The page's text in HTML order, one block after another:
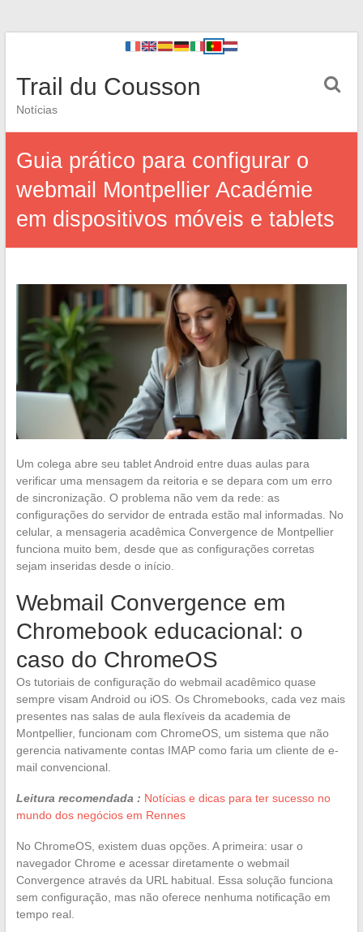
Trail du Cousson
Notícias
Guia prático para configurar o
webmail Montpellier Académie
em dispositivos móveis e tablets
Um colega abre seu tablet Android entre duas aulas para
verificar uma mensagem da reitoria e se depara com um erro
de sincronização. O problema não vem da rede: as
configurações do servidor de entrada estão mal informadas. No
celular, a mensageria acadêmica Convergence de Montpellier
funciona muito bem, desde que as configurações corretas
sejam inseridas desde o início.
Webmail Convergence em
Chromebook educacional: o
caso do ChromeOS
Os tutoriais de configuração do webmail acadêmico quase
sempre visam Android ou iOS. Os Chromebooks, cada vez mais
presentes nas salas de aula flexíveis da academia de
Montpellier, funcionam com ChromeOS, um sistema que não
gerencia nativamente contas IMAP como faria um cliente de e-
mail convencional.
Leitura recomendada : Notícias e dicas para ter sucesso no
mundo dos negócios em Rennes
No ChromeOS, existem duas opções. A primeira: usar o
navegador Chrome e acessar diretamente o webmail
Convergence através da URL habitual. Essa solução funciona
sem configuração, mas não oferece nenhuma notificação em
tempo real.